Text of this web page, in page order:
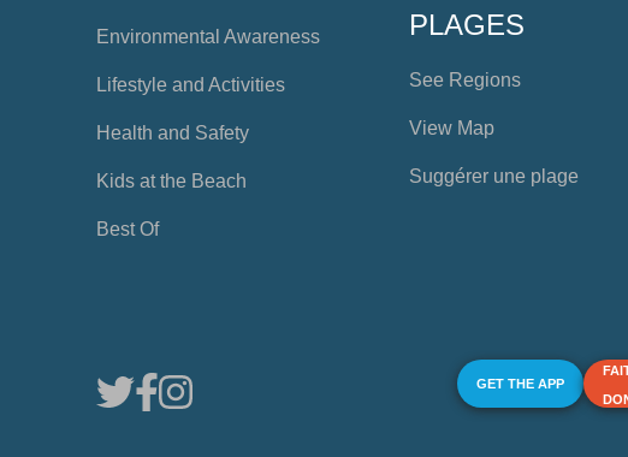
Environmental Awareness
Lifestyle and Activities
Health and Safety
Kids at the Beach
Best Of
PLAGES
See Regions
View Map
Suggérer une plage
GET THE APP